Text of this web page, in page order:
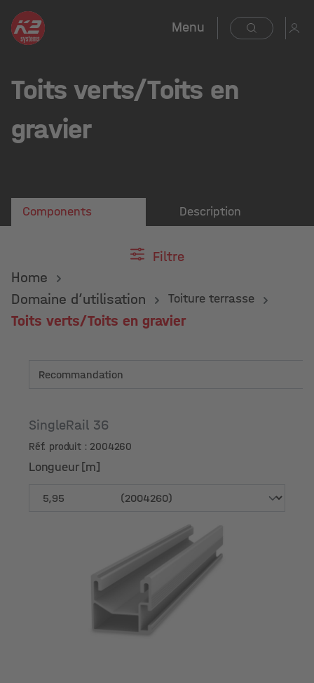
Menu
Toits verts/Toits en
gravier
Components Description
Filtre
Home
Domaine d’utilisation
Toiture terrasse
Toits verts/Toits en gravier
SingleRail 36
Réf. produit : 2004260
Longueur [m]